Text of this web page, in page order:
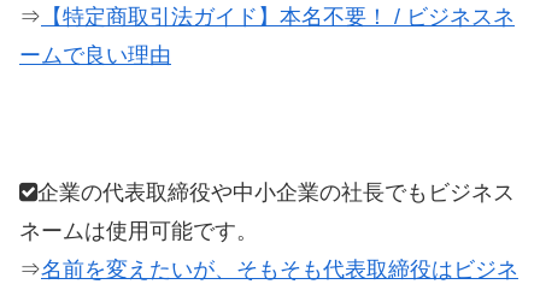
⇒ 【特定商取引法ガイド】本名不要！ / ビジネスネ
ームで良い理由
企業の代表取締役や中小企業の社長でもビジネス
ネームは使用可能です。
⇒名前を変えたいが、そもそも代表取締役はビジネ